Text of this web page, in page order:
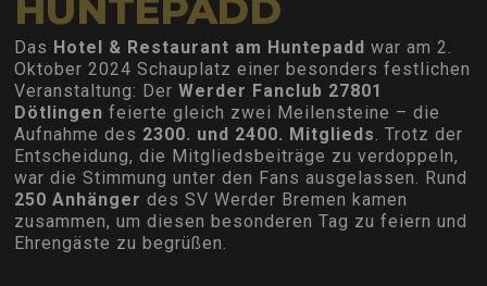
HUNTEPADD
Das Hotel & Restaurant am Huntepadd war am 2.
Oktober 2024 Schauplatz einer besonders festlichen
Veranstaltung: DerWerder Fanclub 27801
Dötlingen feierte gleich zwei Meilensteine – die
Aufnahme des 2300. und 2400. Mitglieds. Trotz der
Entscheidung, die Mitgliedsbeiträge zu verdoppeln,
war die Stimmung unter den Fans ausgelassen. Rund
250 Anhänger des SV Werder Bremen kamen
zusammen, um diesen besonderen Tag zu feiern und
Ehrengäste zu begrüßen.